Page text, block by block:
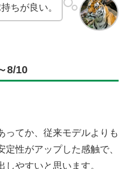
ちが良い。
8/10
ってか、従来モデルよりも
性がアップした感触で、
やすいと思います。